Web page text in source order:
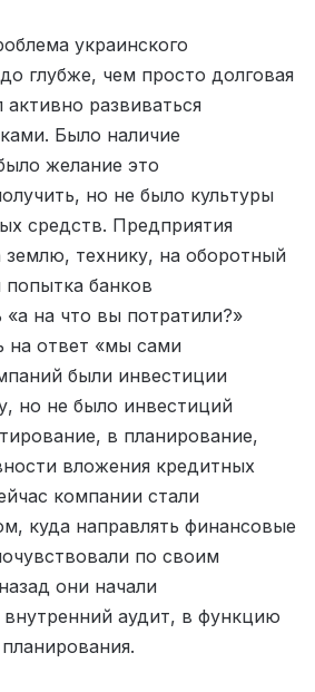
украинского
глубже, чем просто долговая
активно развиваться
Было наличие
желание это
но не было культуры
средств. Предприятия
землю, технику, на оборотный
банков
«а на что вы потратили?»
на ответ «мы сами
были инвестиции
но не было инвестиций
в планирование,
вложения кредитных
компании стали
куда направлять финансовые
по своим
они начали
внутренний аудит, в функцию